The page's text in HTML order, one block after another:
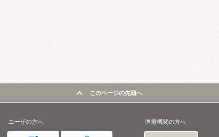
このページの先頭へ
ユーザの方へ 医療機関の方へ